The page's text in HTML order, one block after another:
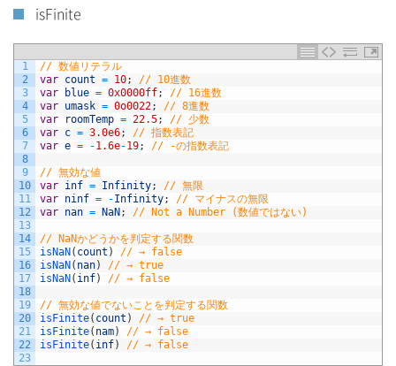
isFinite
1
2
3
4
5
6
7
8
9
10
11
12
13
14
15
16
17
18
19
20
21
22
23
// 数値リテラル
var count = 10;
// 10進数
var
blue = 0x0000ff;
// 16進数
var umask = 0o0022;
// 8進数
var
roomTemp = 22.5;
// 少数
var c = 3.0e6;
// 指数表記
var e = -1.6e-19; // -の指数表記
// 無効な値
var inf = Infinity;
// 無限
var ninf = -Infinity;
// マイナスの無限
var nan = NaN ; // Not a Number (数値ではない)
// NaNかどうかを判定する関数
isNaN ( count )
// → false
isNaN ( nan)
// → true
isNaN ( inf) // → false
// 無効な値でないことを判定する関数
isFinite( count )
// → true
isFinite( nam)
// → false
isFinite( inf) // → false